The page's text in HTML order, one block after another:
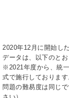
2020年12月に開始し
データは、以下のとお
※2021年度から、統
式で施行しておりま
問題の難易度は同じ